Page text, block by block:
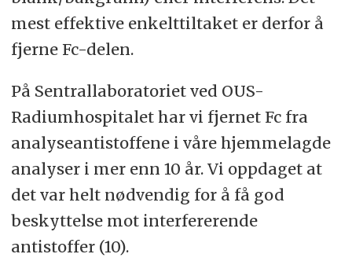
mest effektive enkelttiltaket er derfor å
fjerne Fc-delen.
På Sentrallaboratoriet ved OUS-
Radiumhospitalet har vi fjernet Fc fra
analyseantistoffene i våre hjemmelagde
analyser i mer enn 10 år. Vi oppdaget at
det var helt nødvendig for å få god
beskyttelse mot interfererende
antistoffer (10).